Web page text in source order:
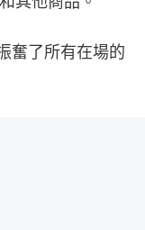
奮了所有在場的